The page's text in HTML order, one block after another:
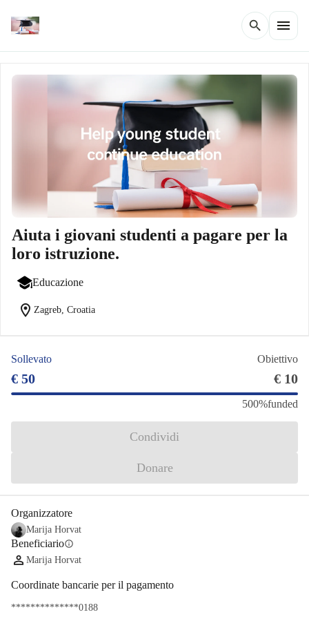
search menu
Aiuta i giovani studenti a pagare per la
loro istruzione.
Educazione
location_on Zagreb, Croatia
Sollevato Obiettivo
€ 50 € 10
500%funded
Condividi
Donare
Organizzatore
Marija Horvat
Beneficiarioinfo
Marija Horvat
Coordinate bancarie per il pagamento
**************0188